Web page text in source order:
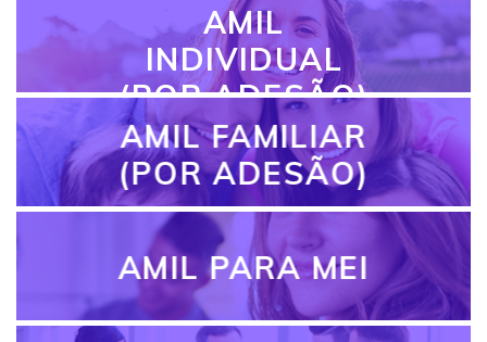
AMIL
INDIVIDUAL
(POR ADESÃO)
AMIL FAMILIAR
(POR ADESÃO)
AMIL PARA MEI